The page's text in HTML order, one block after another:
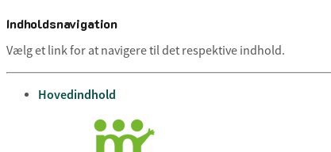
Indholdsnavigation
Vælg et link for at navigere til det respektive indhold.
gå til
Hovedindhold